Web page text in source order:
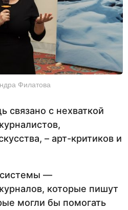
Филатова
связано с нехваткой
– арт-критиков и
—
которые пишут
могли бы помогать